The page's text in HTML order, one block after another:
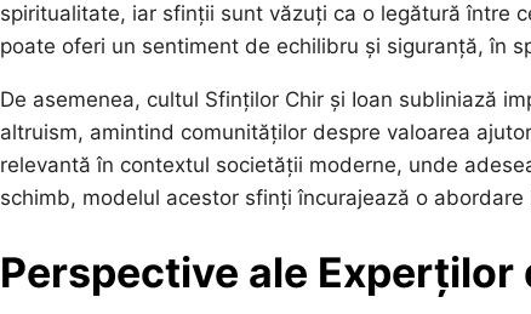
spiritualitate, iar sfinții sunt văzuți ca o legătură între
poate oferi un sentiment de echilibru și siguranță, în
De asemenea, cultul Sfinților Chir și Ioan subliniază
altruism, amintind comunităților despre valoarea
relevantă în contextul societății moderne, unde
schimb, modelul acestor sfinți încurajează o
Perspective ale